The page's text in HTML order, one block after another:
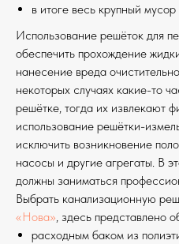
в итоге весь крупный
Использование решёток для
обеспечить прохождение
нанесение вреда
некоторых случаях какие-то
решётке, тогда их извлекают
использование решётки-
исключить возникновение
насосы и другие агрегаты. В
должны заниматься
Выбрать канализационную
«Нова», здесь представлено
расходным баком из